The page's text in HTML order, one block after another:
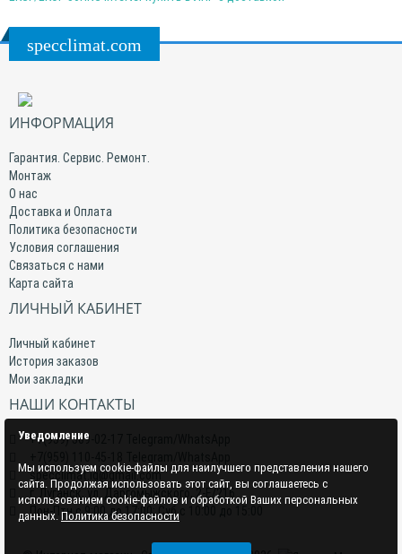
specclimat.com
ИНФОРМАЦИЯ
Гарантия. Сервис. Ремонт.
Монтаж
О нас
Доставка и Оплата
Политика безопасности
Условия соглашения
Связаться с нами
Карта сайта
ЛИЧНЫЙ КАБИНЕТ
Личный кабинет
История заказов
Мои закладки
НАШИ КОНТАКТЫ
+7(959) 509-02-17 Telegram/WhatsApp
specclimat.lg@gmail.com
г. Луганск, ул. Даргомыжского, 2-Е/216
Пон-Птн с 9:00 до 17:00; Суб с 10:00 до 15:00
Уведомление
Мы используем cookie-файлы для наилучшего представления нашего
сайта. Продолжая использовать этот сайт, вы соглашаетесь с
использованием cookie-файлов и обработкой Ваших персональных
данных. Политика безопасности